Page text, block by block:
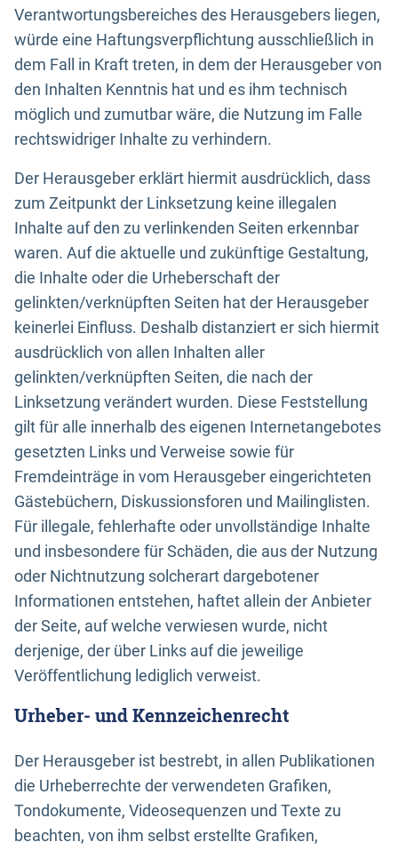
Verantwortungsbereiches des Herausgebers liegen,
würde eine Haftungsverpflichtung ausschließlich in
dem Fall in Kraft treten, in dem der Herausgeber von
den Inhalten Kenntnis hat und es ihm technisch
möglich und zumutbar wäre, die Nutzung im Falle
rechtswidriger Inhalte zu verhindern.
Der Herausgeber erklärt hiermit ausdrücklich, dass
zum Zeitpunkt der Linksetzung keine illegalen
Inhalte auf den zu verlinkenden Seiten erkennbar
waren. Auf die aktuelle und zukünftige Gestaltung,
die Inhalte oder die Urheberschaft der
gelinkten/verknüpften Seiten hat der Herausgeber
keinerlei Einfluss. Deshalb distanziert er sich hiermit
ausdrücklich von allen Inhalten aller
gelinkten/verknüpften Seiten, die nach der
Linksetzung verändert wurden. Diese Feststellung
gilt für alle innerhalb des eigenen Internetangebotes
gesetzten Links und Verweise sowie für
Fremdeinträge in vom Herausgeber eingerichteten
Gästebüchern, Diskussionsforen und Mailinglisten.
Für illegale, fehlerhafte oder unvollständige Inhalte
und insbesondere für Schäden, die aus der Nutzung
oder Nichtnutzung solcherart dargebotener
Informationen entstehen, haftet allein der Anbieter
der Seite, auf welche verwiesen wurde, nicht
derjenige, der über Links auf die jeweilige
Veröffentlichung lediglich verweist.
Urheber- und Kennzeichenrecht
Der Herausgeber ist bestrebt, in allen Publikationen
die Urheberrechte der verwendeten Grafiken,
Tondokumente, Videosequenzen und Texte zu
beachten, von ihm selbst erstellte Grafiken,